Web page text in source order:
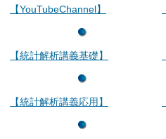
【YouTubeChannel】
【統計解析講義基礎】
【統計解析講義応用】